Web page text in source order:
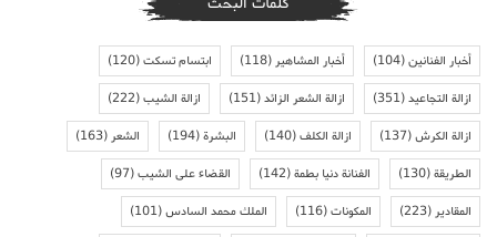
أخبار الفنانين(104) أخبار المشاهير(118) ابتسام تسكت(120)
ازالة التجاعيد(351) ازالة الشعر الزائد(151) ازالة الشيب(222)
ازالة الكرش(137) ازالة الكلف(140) البشرة(194) الشعر(163)
الطريقة(130) الفنانة دنيا بطمة(142) القضاء على الشيب(97)
المقادير(223) المكونات(116) الملك محمد السادس(101)